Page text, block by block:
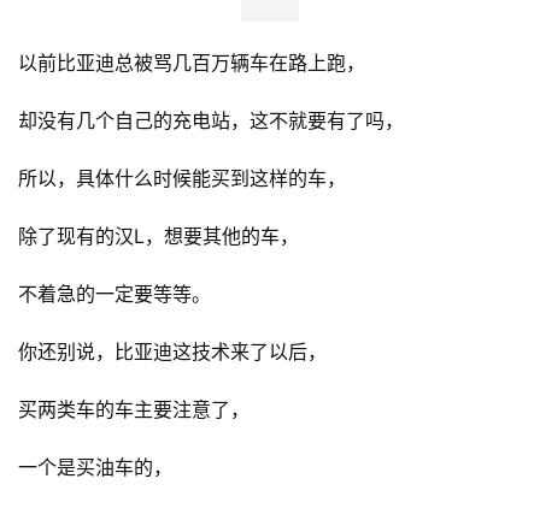
首
商
以前比亚迪总被骂几百万辆车在路上跑，
却没有几个自己的充电站，这不就要有了吗，
所以，具体什么时候能买到这样的车，
除了现有的汉L，想要其他的车，
不着急的一定要等等。
你还别说，比亚迪这技术来了以后，
买两类车的车主要注意了，
一个是买油车的，